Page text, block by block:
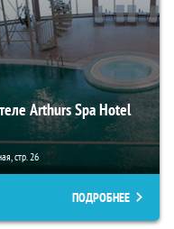
Arthurs Spa Hotel
стр. 26
ПОДРОБНЕЕ